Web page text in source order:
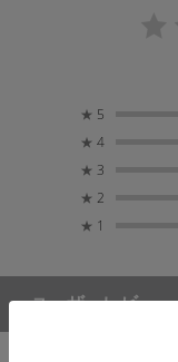
と、暗部のノイズ
グによる4K画質を
ピクセルCMOS
速・高精度・広範
幅広い現場に
小型・軽量な筐体
ーフェースを本体
際にオンエアされ
ン機能など、ライ
160-25600（拡
BASE ISO
800 / 3200 /
2、Canon Log 3
センサーモード
Super 16mm
★ 5
★ 4
★ 3
★ 2
★ 1
ユーザーレビュー